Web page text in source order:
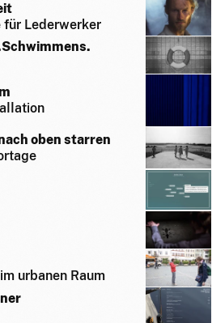
für Lederwerker
oben starren
urbanen Raum